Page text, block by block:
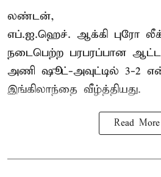
லண்டன்,
எப்.ஐ.ஹெச். ஆக்கி புரோ
நடைபெற்ற பரபரப்பான
அணி ஷூட்-அவுட்டில் 3-2
இங்கிலாந்தை வீழ்த்தியது.
Read More